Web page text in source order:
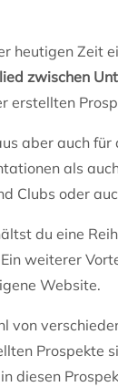
heutigen Zeit
zwischen
erstellten
aber auch
als
Clubs oder
du eine
weiterer
Website.
von
Prospekte
diesen